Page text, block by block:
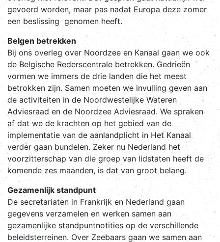
gevoerd worden, maar pas nadat Europa deze zomer
een beslissing genomen heeft.
Belgen betrekken
Bij ons overleg over Noordzee en Kanaal gaan we ook
de Belgische Rederscentrale betrekken. Gedrieën
vormen we immers de drie landen die het meest
betrokken zijn. Samen moeten we invulling geven aan
de activiteiten in de Noordwestelijke Wateren
Adviesraad en de Noordzee Adviesraad. We spraken
af dat we de krachten op het gebied van de
implementatie van de aanlandplicht in Het Kanaal
verder gaan bundelen. Zeker nu Nederland het
voorzitterschap van die groep van lidstaten heeft de
komende zes maanden, is dat van groot belang.
Gezamenlijk standpunt
De secretariaten in Frankrijk en Nederland gaan
gegevens verzamelen en werken samen aan
gezamenlijke standpuntnotities op de verschillende
beleidsterreinen. Over Zeebaars gaan we samen aan